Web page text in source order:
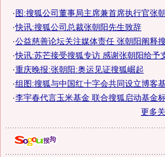
·图:搜狐公司董事局主席兼首席执行官张
·快讯:搜狐公司总裁张朝阳先生致辞
·公益慈善论坛关注媒体责任 张朝阳阐释搜
·快讯:苏芒接受搜狐专访 感谢张朝阳给予
·重庆晚报:张朝阳:奥运见证搜狐崛起
·组图:搜狐与中国红十字会共同设立博客
·李宇春代言玉米基金 联合搜狐启动基金标
更多